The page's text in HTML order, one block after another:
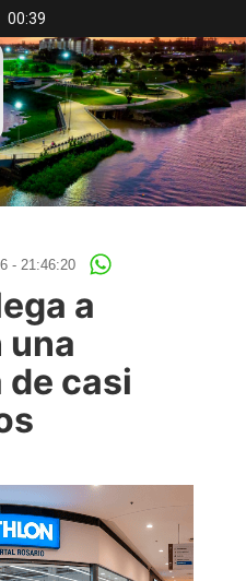
00:39
- 21:46:20
a
una
casi